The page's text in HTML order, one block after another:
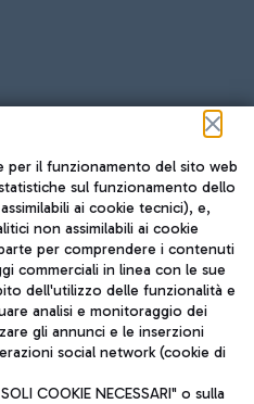
JOURNAL
ITA
per il funzionamento del sito web
sul funzionamento dello
ai cookie tecnici), e,
non assimilabili ai cookie
per comprendere i contenuti
commerciali in linea con le sue
dell'utilizzo delle funzionalità e
analisi e monitoraggio dei
gli annunci e le inserzioni
social network (cookie di
COOKIE NECESSARI" o sulla